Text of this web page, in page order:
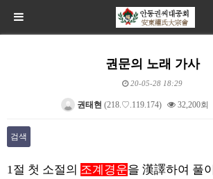
권문의 노래 가사
20-05-28 18:29
권태현 (218.♡.119.174) 32,200회
검색
​1절 첫 소절의 조계경운을 漢譯하여 풀